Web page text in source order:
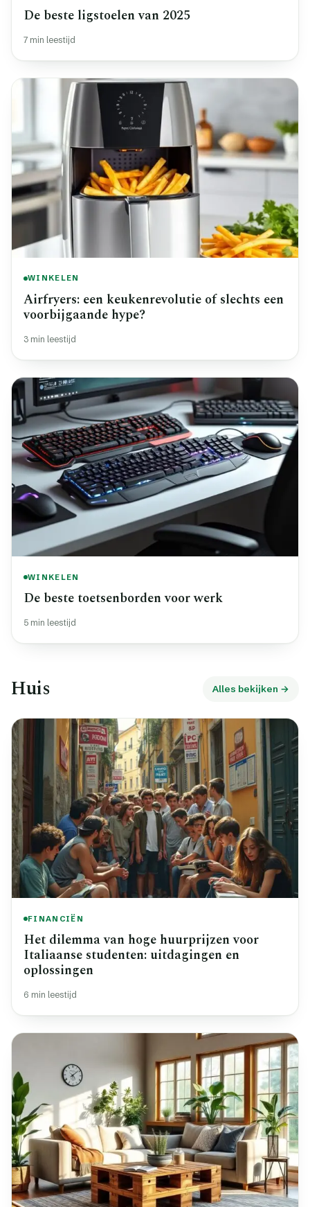
De beste ligstoelen van 2025
7 min leestijd
WINKELEN
Airfryers: een keukenrevolutie of slechts een
voorbijgaande hype?
3 min leestijd
WINKELEN
De beste toetsenborden voor werk
5 min leestijd
Huis Alles bekijken →
FINANCIËN
Het dilemma van hoge huurprijzen voor
Italiaanse studenten: uitdagingen en
oplossingen
6 min leestijd